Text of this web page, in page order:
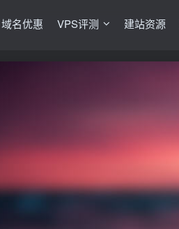
域名优惠 VPS评测 建站资源